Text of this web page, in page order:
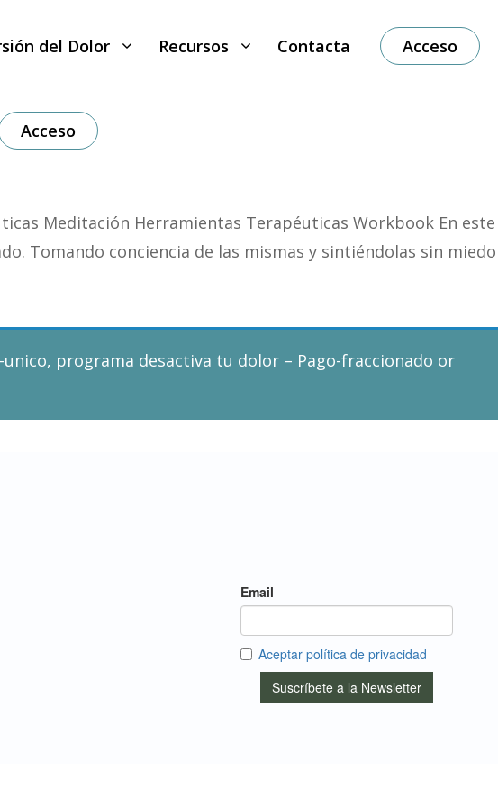
del Dolor Recursos Contacta Acceso
Acceso
Meditación Herramientas Terapéuticas Workbook En este
Tomando conciencia de las mismas y sintiéndolas sin miedo
, programa desactiva tu dolor – Pago-fraccionado or